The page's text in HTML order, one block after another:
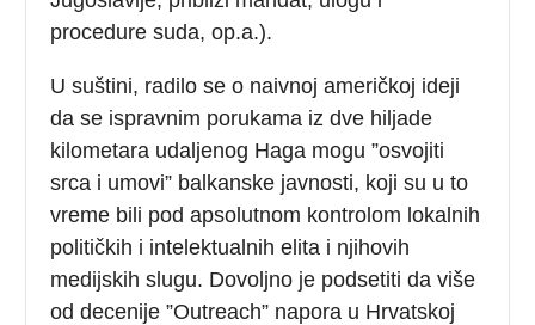
procedure suda, op.a.).
U suštini, radilo se o naivnoj američkoj ideji
da se ispravnim porukama iz dve hiljade
kilometara udaljenog Haga mogu ”osvojiti
srca i umovi” balkanske javnosti, koji su u to
vreme bili pod apsolutnom kontrolom lokalnih
političkih i intelektualnih elita i njihovih
medijskih slugu. Dovoljno je podsetiti da više
od decenije ”Outreach” napora u Hrvatskoj